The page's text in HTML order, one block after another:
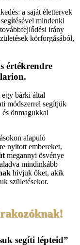
a saját élettervek
mindenki
irány
körforgásából,
értékrendre
egy bárki által
módszerrel segítjük
önmagukkal
alapuló
nyitott embereket,
megannyi ösvénye
mindinkább
hívjuk őket, akik
születésekor.
segíti lépteid”